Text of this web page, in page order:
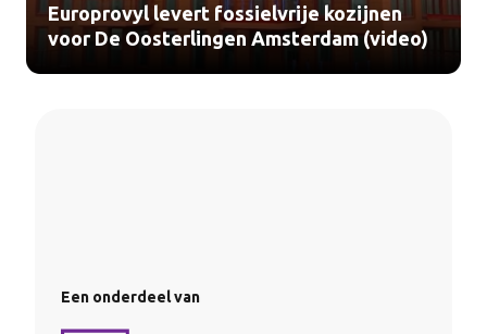
Europrovyl levert fossielvrije kozijnen
voor De Oosterlingen Amsterdam (video)
Een onderdeel van